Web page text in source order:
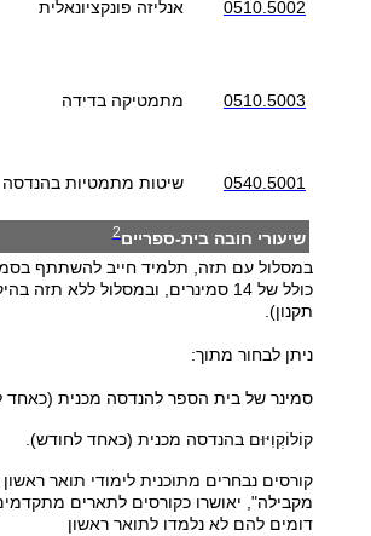
0510.5002 אנליזה פונקציונאלית
0510.5003 מתמטיקה בדידה
0540.5001 שיטות מתמטיות בהנדסה
שיעורי חובה בית-ספריים2
במסלול עם תזה, תלמיד חייב להשתתף
תקנון).
ניתן לבחור מתוך:
סמינר של בית הספר להנדסה מכנית (כאחד
קוֹלוֹקְוִיּוּם בהנדסה מכנית (כאחד לחודש).
קורסים נבחרים מתוכנית לימודי תואר
מקבילה", יאושרו כקורסים לתארים
דומים להם לא נלמדו לתואר ראשון